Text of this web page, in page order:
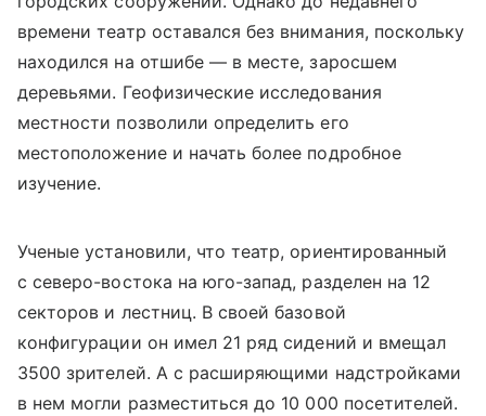
времени театр оставался без внимания, поскольку
находился на отшибе — в месте, заросшем
деревьями. Геофизические исследования
местности позволили определить его
местоположение и начать более подробное
изучение.
Ученые установили, что театр, ориентированный
с северо-востока на юго-запад, разделен на 12
секторов и лестниц. В своей базовой
конфигурации он имел 21 ряд сидений и вмещал
3500 зрителей. А с расширяющими надстройками
в нем могли разместиться до 10 000 посетителей.